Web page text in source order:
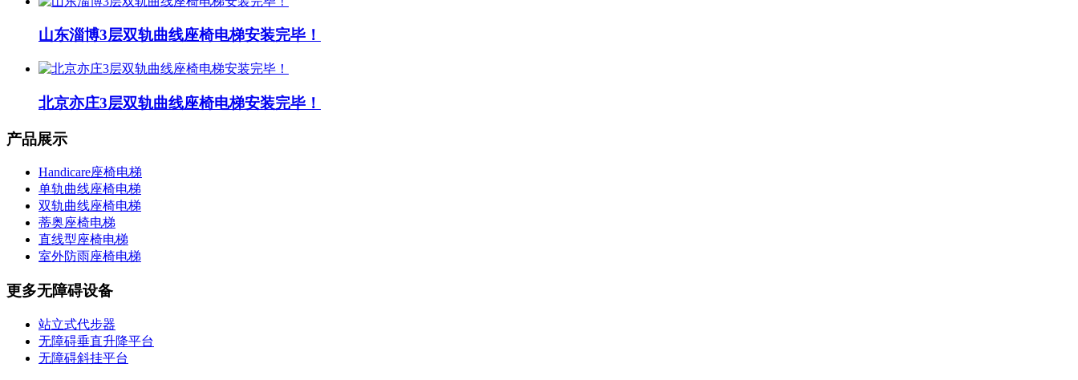
山东淄博3层双轨曲线座椅电梯安装完毕！
北京亦庄3层双轨曲线座椅电梯安装完毕！
产品展示
Handicare座椅电梯
单轨曲线座椅电梯
双轨曲线座椅电梯
蒂奥座椅电梯
直线型座椅电梯
室外防雨座椅电梯
更多无障碍设备
站立式代步器
无障碍垂直升降平台
无障碍斜挂平台